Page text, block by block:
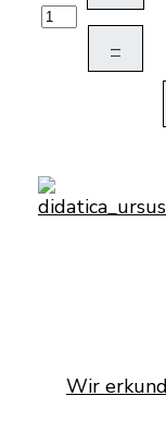
–
Wir